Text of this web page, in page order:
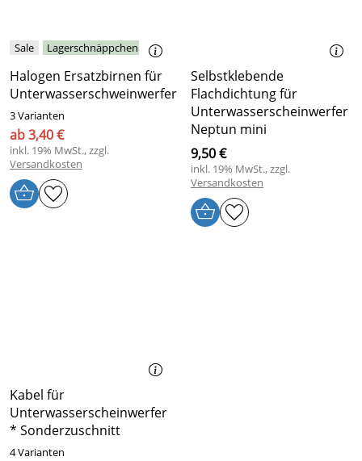
Lagerschnäppchen
Halogen Ersatzbirnen für
Unterwasserschweinwerfer
3 Varianten
ab 3,40 €
inkl. 19% MwSt., zzgl.
Versandkosten
Selbstklebende
Flachdichtung für
Unterwasserscheinwerfer
Neptun mini
9,50 €
inkl. 19% MwSt., zzgl.
Versandkosten
Kabel für
Unterwasserscheinwerfer
* Sonderzuschnitt
4 Varianten